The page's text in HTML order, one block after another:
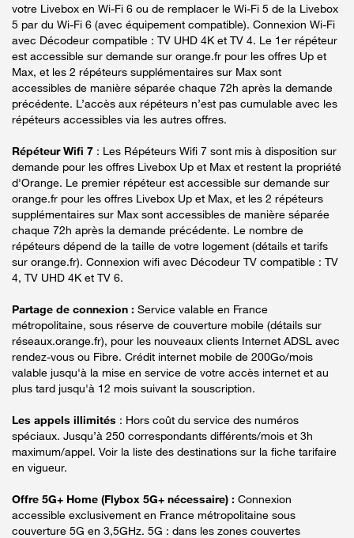
votre Livebox en Wi-Fi 6 ou de remplacer le Wi-Fi 5 de la Livebox
5 par du Wi-Fi 6 (avec équipement compatible). Connexion Wi-Fi
avec Décodeur compatible : TV UHD 4K et TV 4. Le 1er répéteur
est accessible sur demande sur orange.fr pour les offres Up et
Max, et les 2 répéteurs supplémentaires sur Max sont
accessibles de manière séparée chaque 72h après la demande
précédente. L’accès aux répéteurs n’est pas cumulable avec les
répéteurs accessibles via les autres offres.
Répéteur Wifi 7 : Les Répéteurs Wifi 7 sont mis à disposition sur
demande pour les offres Livebox Up et Max et restent la propriété
d'Orange. Le premier répéteur est accessible sur demande sur
orange.fr pour les offres Livebox Up et Max, et les 2 répéteurs
supplémentaires sur Max sont accessibles de manière séparée
chaque 72h après la demande précédente. Le nombre de
répéteurs dépend de la taille de votre logement (détails et tarifs
sur orange.fr). Connexion wifi avec Décodeur TV compatible : TV
4, TV UHD 4K et TV 6.
Partage de connexion : Service valable en France
métropolitaine, sous réserve de couverture mobile (détails sur
réseaux.orange.fr), pour les nouveaux clients Internet ADSL avec
rendez-vous ou Fibre. Crédit internet mobile de 200Go/mois
valable jusqu'à la mise en service de votre accès internet et au
plus tard jusqu'à 12 mois suivant la souscription.
Les appels illimités : Hors coût du service des numéros
spéciaux. Jusqu’à 250 correspondants différents/mois et 3h
maximum/appel. Voir la liste des destinations sur la fiche tarifaire
en vigueur.
Offre 5G+ Home (Flybox 5G+ nécessaire) : Connexion
accessible exclusivement en France métropolitaine sous
couverture 5G en 3,5GHz. 5G : dans les zones couvertes